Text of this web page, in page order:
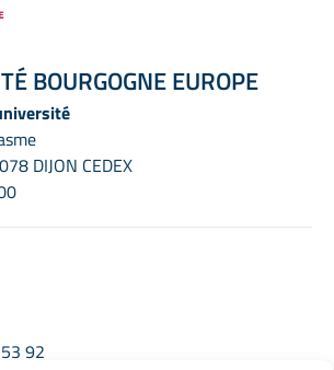
BOURGOGNE EUROPE
DIJON CEDEX
92